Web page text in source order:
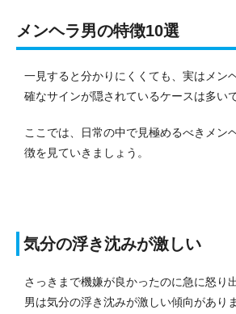
メンヘラ男の特徴10選
一見すると分かりにくくても、実はメン
確なサインが隠されているケースは多いで
ここでは、日常の中で見極めるべきメン
徴を見ていきましょう。
気分の浮き沈みが激しい
さっきまで機嫌が良かったのに急に怒り
男は気分の浮き沈みが激しい傾向がありま